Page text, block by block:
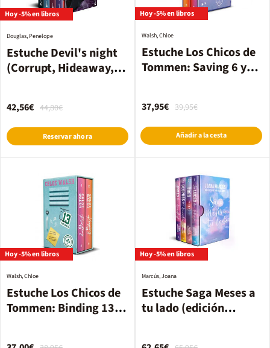
Hoy -5% en libros
Estuche Devil's night
(Corrupt, Hideaway,
Douglas, Penelope
44,80€
42,56€
Reservar ahora
Hoy -5% en libros
Estuche Los Chicos de
Tommen: Saving 6 y
Walsh, Chloe
39,95€
37,95€
Añadir a la cesta
Hoy -5% en libros
Estuche Los Chicos de
Tommen: Binding 13 y
Walsh, Chloe
Hoy -5% en libros
Estuche Saga Meses a
tu lado (edición
Marcús, Joana